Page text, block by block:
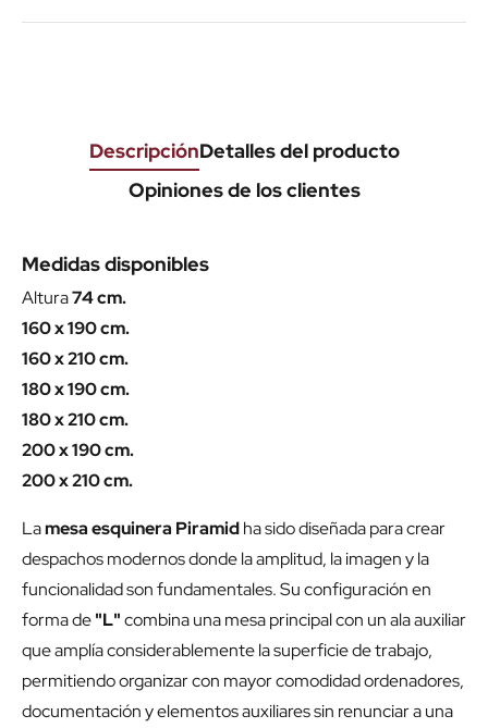
DescripciónDetalles del producto
Opiniones de los clientes
Medidas disponibles
Altura74 cm.
160 x 190 cm.
160 x 210 cm.
180 x 190 cm.
180 x 210 cm.
200 x 190 cm.
200 x 210 cm.
Lamesa esquinera Piramidha sido diseñada para crear
despachos modernos donde la amplitud, la imagen y la
funcionalidad son fundamentales. Su configuración en
forma de"L"combina una mesa principal con un ala auxiliar
que amplía considerablemente la superficie de trabajo,
permitiendo organizar con mayor comodidad ordenadores,
documentación y elementos auxiliares sin renunciar a una